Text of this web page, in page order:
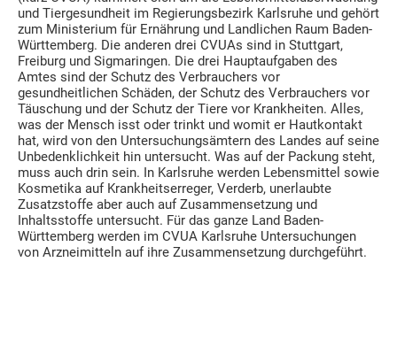
und Tiergesundheit im Regierungsbezirk Karlsruhe und gehört
zum Ministerium für Ernährung und Landlichen Raum Baden-
Württemberg. Die anderen drei CVUAs sind in Stuttgart,
Freiburg und Sigmaringen. Die drei Hauptaufgaben des
Amtes sind der Schutz des Verbrauchers vor
gesundheitlichen Schäden, der Schutz des Verbrauchers vor
Täuschung und der Schutz der Tiere vor Krankheiten. Alles,
was der Mensch isst oder trinkt und womit er Hautkontakt
hat, wird von den Untersuchungsämtern des Landes auf seine
Unbedenklichkeit hin untersucht. Was auf der Packung steht,
muss auch drin sein. In Karlsruhe werden Lebensmittel sowie
Kosmetika auf Krankheitserreger, Verderb, unerlaubte
Zusatzstoffe aber auch auf Zusammensetzung und
Inhaltsstoffe untersucht. Für das ganze Land Baden-
Württemberg werden im CVUA Karlsruhe Untersuchungen
von Arzneimitteln auf ihre Zusammensetzung durchgeführt.